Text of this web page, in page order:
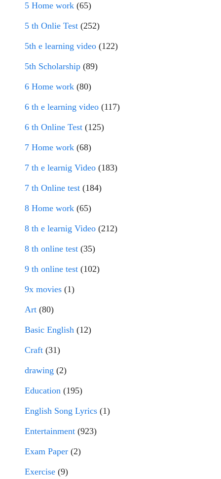
5 Home work (65)
5 th Onlie Test (252)
5th e learning video (122)
5th Scholarship (89)
6 Home work (80)
6 th e learning video (117)
6 th Online Test (125)
7 Home work (68)
7 th e learnig Video (183)
7 th Online test (184)
8 Home work (65)
8 th e learnig Video (212)
8 th online test (35)
9 th online test (102)
9x movies (1)
Art (80)
Basic English (12)
Craft (31)
drawing (2)
Education (195)
English Song Lyrics (1)
Entertainment (923)
Exam Paper (2)
Exercise (9)